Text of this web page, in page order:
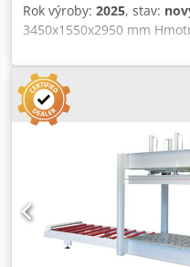
Rok výroby: 2025, stav:
3450x1550x2950 mm
kW Sklopný lis SOLID 1330
3000 mm - Celkový
válců Ø 80 mm - zdvih
mm - Hydraulické čerpadlo
ukazatelem požadované a
shora dolů - Bezpečnostní
Bezpečnostní uvolňovací
výstupního válečkového
vstupním a výstupním
Rozměry L=3450 mm,
V=15 Cedpfovz Hyzjx Akqjrf